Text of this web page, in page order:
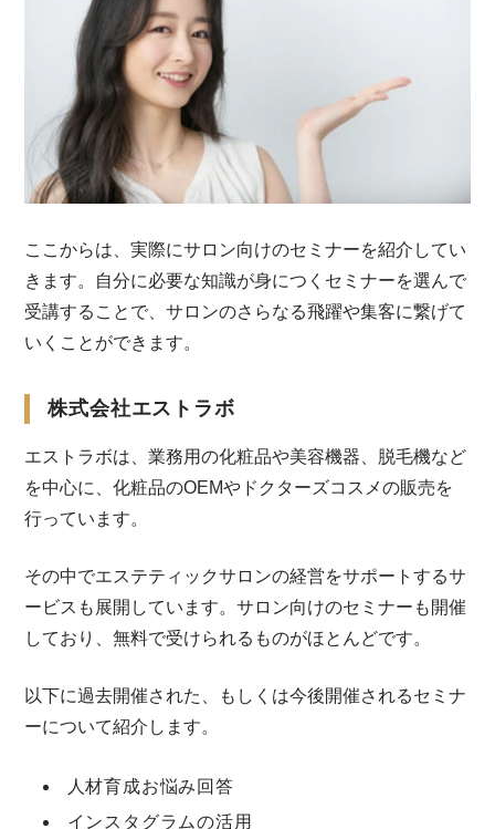
ここからは、実際にサロン向けのセミナーを紹介してい
きます。自分に必要な知識が身につくセミナーを選んで
受講することで、サロンのさらなる飛躍や集客に繋げて
いくことができます。
株式会社エストラボ
エストラボは、業務用の化粧品や美容機器、脱毛機など
を中心に、化粧品のOEMやドクターズコスメの販売を
行っています。
その中でエステティックサロンの経営をサポートするサ
ービスも展開しています。サロン向けのセミナーも開催
しており、無料で受けられるものがほとんどです。
以下に過去開催された、もしくは今後開催されるセミナ
ーについて紹介します。
人材育成お悩み回答
インスタグラムの活用